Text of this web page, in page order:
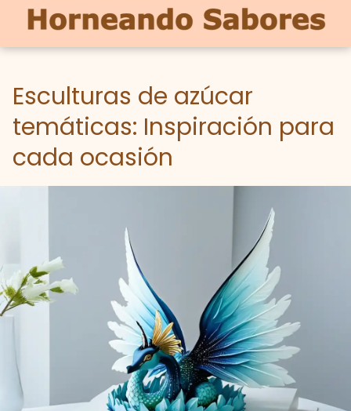
Esculturas de azúcar
temáticas: Inspiración para
cada ocasión